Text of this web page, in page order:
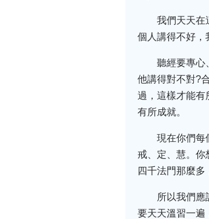
我們天天在
個人講得不好，
聽經要專心
他講得對不對?
過，這樣才能有
有所成就。
現在你們每
戒、定、慧。你
四千法門那麼多
所以我們應
要天天溫習一遍